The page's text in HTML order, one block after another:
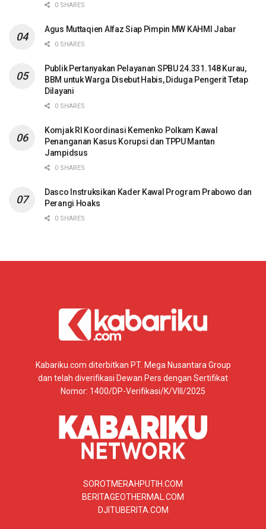
0 SHARES
Agus Muttaqien Alfaz Siap Pimpin MW KAHMI Jabar
0 SHARES
Publik Pertanyakan Pelayanan SPBU 24.331.148 Kurau,
BBM untuk Warga Disebut Habis, Diduga Pengerit Tetap
Dilayani
0 SHARES
Komjak RI Koordinasi Kemenko Polkam Kawal
Penanganan Kasus Korupsi dan TPPU Mantan
Jampidsus
0 SHARES
Dasco Instruksikan Kader Kawal Program Prabowo dan
Perangi Hoaks
0 SHARES
Kabariku.com diterbitkan PT. Mega Nusantara Group
dan telah diverifikasi Dewan Pers dengan Sertifikat
Nomor: 1400/DP-Verifikasi/K/VIII/2025
SOROTMERAHPUTIH.COM
BERITAGEOTHERMAL.COM
DJITUBERITA.COM